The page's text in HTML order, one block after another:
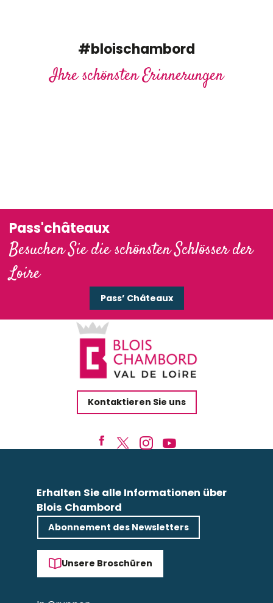
#bloischambord
Ihre schönsten Erinnerungen
Pass'châteaux
Besuchen Sie die schönsten Schlösser der
Loire
Pass’ Châteaux
Kontaktieren Sie uns
Erhalten Sie alle Informationen über
Blois Chambord
Abonnement des Newsletters
Unsere Broschüren